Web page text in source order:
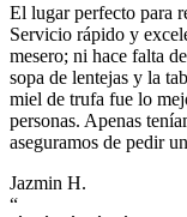
El lugar perfecto para
Servicio rápido y
mesero; ni hace falta
sopa de lentejas y la
miel de trufa fue lo
personas. Apenas
aseguramos de pedir
Jazmin H.
“